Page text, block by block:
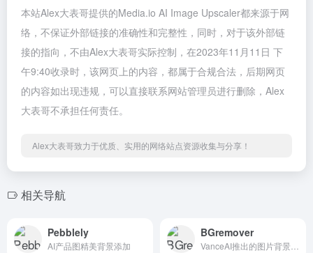
本站Alex大表哥提供的Media.io AI Image Upscaler都来源于网
络，不保证外部链接的准确性和完整性，同时，对于该外部链
接的指向，不由Alex大表哥实际控制，在2023年11月11日 下
午9:40收录时，该网页上的内容，都属于合规合法，后期网页
的内容如出现违规，可以直接联系网站管理员进行删除，Alex
大表哥不承担任何责任。
Alex大表哥致力于优质、实用的网络站点资源收集与分享！
相关导航
Pebblely
AI产品图精美背景添加
BGremover